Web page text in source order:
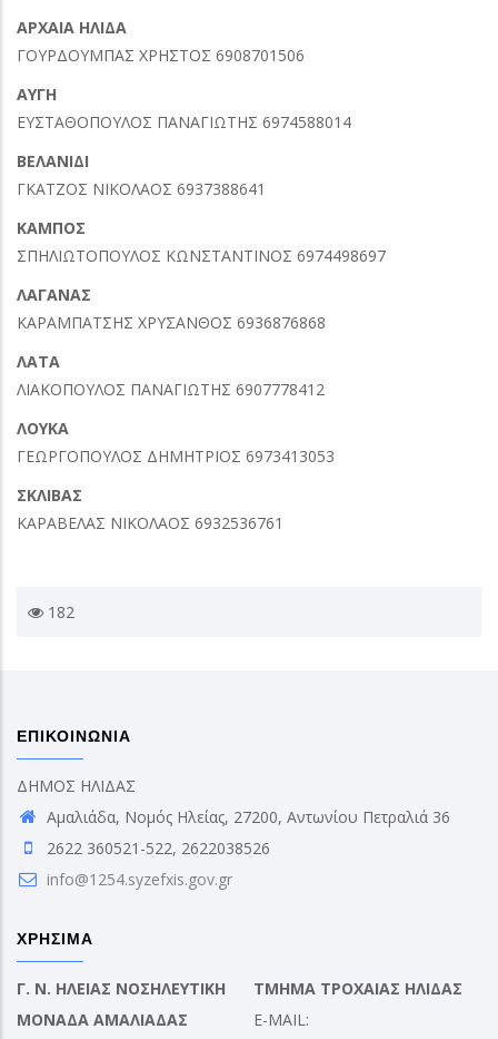
ΑΡΧΑΙΑ ΗΛΙΔΑ
ΓΟΥΡΔΟΥΜΠΑΣ ΧΡΗΣΤΟΣ 6908701506
ΑΥΓΗ
ΕΥΣΤΑΘΟΠΟΥΛΟΣ ΠΑΝΑΓΙΩΤΗΣ 6974588014
ΒΕΛΑΝΙΔΙ
ΓΚΑΤΖΟΣ ΝΙΚΟΛΑΟΣ 6937388641
ΚΑΜΠΟΣ
ΣΠΗΛΙΩΤΟΠΟΥΛΟΣ ΚΩΝΣΤΑΝΤΙΝΟΣ 6974498697
ΛΑΓΑΝΑΣ
ΚΑΡΑΜΠΑΤΣΗΣ ΧΡΥΣΑΝΘΟΣ 6936876868
ΛΑΤΑ
ΛΙΑΚΟΠΟΥΛΟΣ ΠΑΝΑΓΙΩΤΗΣ 6907778412
ΛΟΥΚΑ
ΓΕΩΡΓΟΠΟΥΛΟΣ ΔΗΜΗΤΡΙΟΣ 6973413053
ΣΚΛΙΒΑΣ
ΚΑΡΑΒΕΛΑΣ ΝΙΚΟΛΑΟΣ 6932536761
182
ΕΠΙΚΟΙΝΩΝΙΑ
ΔΗΜΟΣ ΗΛΙΔΑΣ
Αμαλιάδα, Νομός Ηλείας, 27200, Αντωνίου Πετραλιά 36
2622 360521-522, 2622038526
info@1254.syzefxis.gov.gr
ΧΡΗΣΙΜΑ
Γ. Ν. ΗΛΕΙΑΣ ΝΟΣΗΛΕΥΤΙΚΗ
ΜΟΝΑΔΑ ΑΜΑΛΙΑΔΑΣ
ΤΜΗΜΑ ΤΡΟΧΑΙΑΣ ΗΛΙΔΑΣ
E-MAIL: